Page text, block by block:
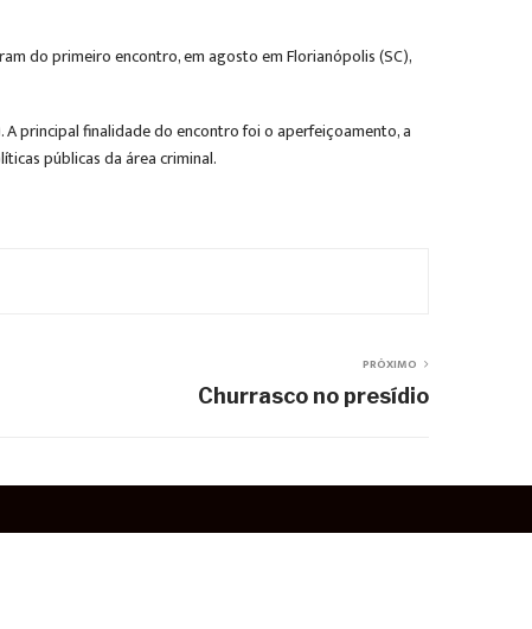
do primeiro encontro, em agosto em Florianópolis (SC),
A principal finalidade do encontro foi o aperfeiçoamento, a
públicas da área criminal.
PRÓXIMO
Churrasco no presídio